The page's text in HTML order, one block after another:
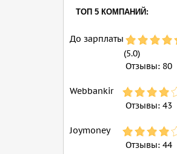
ТОП 5 КОМПАНИЙ:
До зарплаты
(5.0)
Отзывы: 80
Webbankir
Отзывы: 43
Joymoney
Отзывы: 44